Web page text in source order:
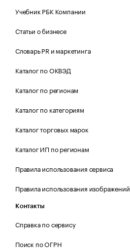
Учебник РБК Компании
Статьи о бизнесе
Словарь PR и маркетинга
Каталог по ОКВЭД
Каталог по регионам
Каталог по категориям
Каталог торговых марок
Каталог ИП по регионам
Правила использования сервиса
Правила использования изображений
Контакты
Справка по сервису
Поиск по ОГРН